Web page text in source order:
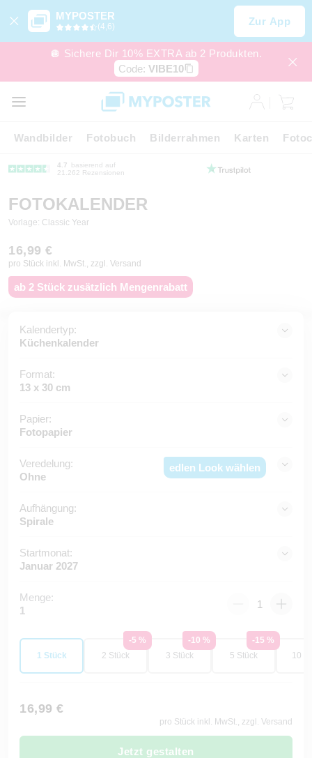
MYPOSTER
(4,6) Zur App
🪩 Sichere Dir 10% EXTRA ab 2 Produkten.
Code: VIBE10
Wandbilder Fotobuch Bilderrahmen Karten
4.7
basierend auf
21.262 Rezensionen
FOTOKALENDER
Vorlage: Classic Year
16,99 €
pro Stück inkl. MwSt., zzgl. Versand
ab 2 Stück zusätzlich Mengenrabatt
Kalendertyp:
Küchenkalender
Format:
13 x 30 cm
Papier:
Fotopapier
Veredelung:
Ohne
edlen Look wählen
Aufhängung:
Spirale
Startmonat:
Januar 2027
Menge:
1
1 Stück
-5 %
2 Stück
-10 %
3 Stück
-15 %
5 Stück
10
16,99 €
pro Stück inkl. MwSt., zzgl. Versand
Jetzt gestalten